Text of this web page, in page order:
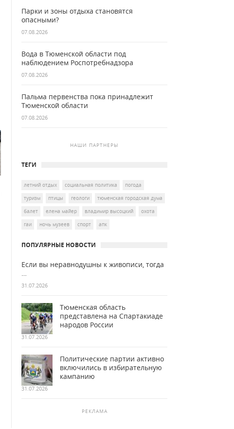
Парки и зоны отдыха становятся
опасными?
07.08.2026
Вода в Тюменской области под
наблюдением Роспотребнадзора
07.08.2026
Пальма первенства пока принадлежит
Тюменской области
07.08.2026
НАШИ ПАРТНЕРЫ
ТЕГИ
летний отдых социальная политика
погода
туризм
птицы геологи
тюменская городская дума
балет
елена майер владимир высоцкий
охота
гаи
ночь музеев спорт апк
ПОПУЛЯРНЫЕ НОВОСТИ
Если вы неравнодушны к живописи, тогда
…
31.07.2026
Тюменская область
представлена на Спартакиаде
народов России
31.07.2026
Политические партии активно
включились в избирательную
кампанию
31.07.2026
РЕКЛАМА